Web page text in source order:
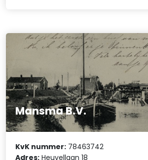
Mansma B.V.
KvK nummer: 78463742
Adres: Heuvellaan 18